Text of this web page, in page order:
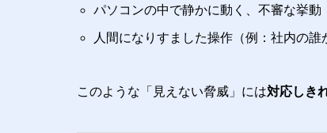
パソコンの中で静かに動く、不審な挙動
人間になりすました操作（例：社内の誰
このような「見えない脅威」には対応しき